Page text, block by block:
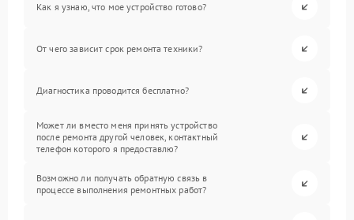
Как я узнаю, что мое устройство готово?
От чего зависит срок ремонта техники?
Диагностика проводится бесплатно?
Может ли вместо меня принять устройство
после ремонта другой человек, контактный
телефон которого я предоставлю?
Возможно ли получать обратную связь в
процессе выполнения ремонтных работ?